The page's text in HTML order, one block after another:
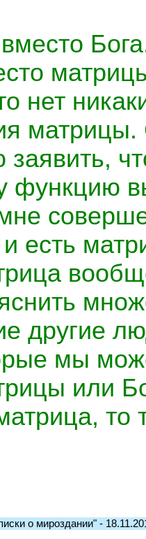
нет
матрицы.
заявить,
функцию
и есть
другие
мы
или
о мироздании" -